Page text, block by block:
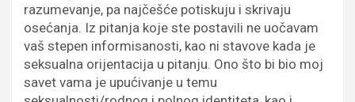
razumevanje, pa najčešće potiskuju i skrivaju
osećanja. Iz pitanja koje ste postavili ne uočavam
vaš stepen informisanosti, kao ni stavove kada je
seksualna orijentacija u pitanju. Ono što bi bio moj
savet vama je upućivanje u temu